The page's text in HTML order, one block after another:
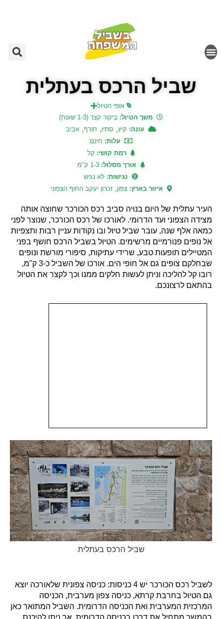
שביל הרכס בעתלית
אופי הטיול
משך הטיול: ביקור קצר (1-3 שעות)
עונה: קיץ, סתיו, חורף, אביב
עלות: חינם
רמת קושי: קל
אורך מסלול:1-3 ק"מ
נגישות: לא נגיש
איזור בארץ:צפון, זכרון יעקב החוף הצפוני
העיר עתלית של היום בנויה סביב רכס הכורכר שחוצה אותה
מצידה הצפוני ועד הדרומי. לאורכו של רכס הכורכר, שנוצר לפני
כמאה אלף שנה, עובר שביל טיול ובו נקודות עניין רבות ותצפיות
אל נופים פנורמיים מרשימים. הטיול בשביל הרכס חושף בפני
המטיילים תופעות טבע, שרידי עתיקות, סיפורי מורשת ונופים
שבחלקם צופים גם אל חופי הים.
אורכו של השביל כ-3 ק"מ,
רובו קל להליכה וניתן לעשות חלקים ממנו וכך לקצר את הטיול
בהתאם לרצונכם.
שביל הרכס בעתלית
לשביל רכס הכורכר יש 4 כניסות: כניסה צפונית שלאורכה יוצא
גם הטיול בחרבת קרתא, כניסה צפון מערבית, הכניסה
המרכזית המערבית ואת הכניסה הדרומית. השביל המתואר כאן
בהמשך מתחיל את דרכו בכניסה הדרומית, אך ניתן להיכנס